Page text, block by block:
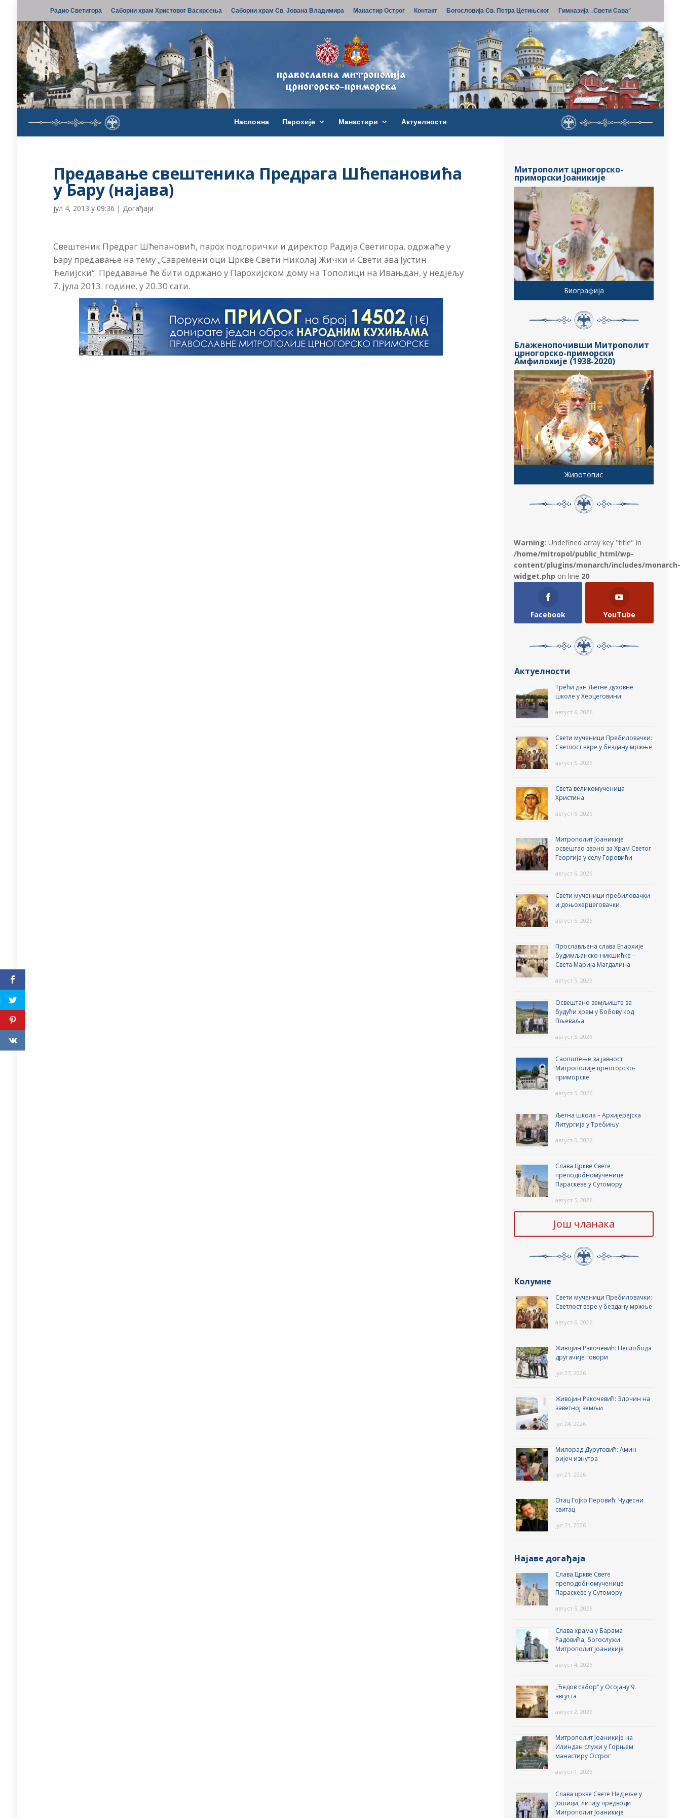
Радио Светигора Саборни храм Христовог Васкрсења Саборни храм Св. Јована Владимира Манастир Острог Контакт Богословија Св. Петра Цетињског Гимназија „Свети Сава“
Насловна Парохије Манастири Актуелности
Предавање свештеника Предрага Шћепановића
у Бару (најава)
јул 4, 2013 у 09:36 |Догађаји
Свештеник Предраг Шћепановић, парох подгорички и директор Радија Светигора, одржаће у
Бару предавање на тему „Савремени оци Цркве Свети Николај Жички и Свети ава Јустин
Ћелијски“. Предавање ће бити одржано у Парохијском дому на Тополици на Ивањдан, у недјељу
7. јула 2013. године, у 20.30 сати.
Митрополит црногорско-
приморски Јоаникије
Биографија
Блаженопочивши Митрополит
црногорско-приморски
Амфилохије (1938-2020)
Животопис
Warning: Undefined array key "title" in
/home/mitropol/public_html/wp-
content/plugins/monarch/includes/monarch-
widget.php on line 20
Facebook YouTube
Актуелности
Трећи дан Љетне духовне
школе у Херцеговини
август 6, 2026
Свети мученици Пребиловачки:
Светлост вере у бездану мржње
август 6, 2026
Света великомученица
Христина
август 6, 2026
Митрополит Јоаникије
освештао звоно за Храм Светог
Георгија у селу Горовићи
август 6, 2026
Свети мученици пребиловачки
и доњохерцеговачки
август 5, 2026
Прослављена слава Епархије
будимљанско-никшићке –
Света Марија Магдалина
август 5, 2026
Освештано земљиште за
будући храм у Бобову код
Пљеваља
август 5, 2026
Саопштење за јавност
Митрополије црногорско-
приморске
август 5, 2026
Љетна школа – Архијерејска
Литургија у Требињу
август 5, 2026
Слава Цркве Свете
преподобномученице
Параскеве у Сутомору
август 5, 2026
Још чланака
Колумне
Свети мученици Пребиловачки:
Светлост вере у бездану мржње
август 6, 2026
Живојин Ракочевић: Неслобода
другачије говори
јул 27, 2026
Живојин Ракочевић: Злочин на
заветној земљи
јул 24, 2026
Милорад Дурутовић: Амин –
ријеч изнутра
јул 21, 2026
Отац Гојко Перовић: Чудесни
свитац
јул 21, 2026
Најаве догађаја
Слава Цркве Свете
преподобномученице
Параскеве у Сутомору
август 5, 2026
Слава храма у Барама
Радовића, богослужи
Митрополит Јоаникије
август 4, 2026
„Ђедов сабор“ у Осојану 9.
августа
август 2, 2026
Митрополит Јоаникије на
Илиндан служи у Горњем
манастиру Острог
август 1, 2026
Слава цркве Свете Недјеље у
Јошици, литију предводи
Митрополит Јоаникије